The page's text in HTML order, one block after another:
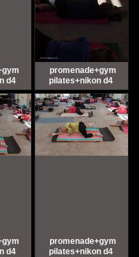
d4
promenade+gym
pilates+nikon d4
d4
promenade+gym
pilates+nikon d4